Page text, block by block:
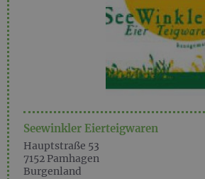
Seewinkler Eierteigwaren
Hauptstraße 53
7152 Pamhagen
Burgenland